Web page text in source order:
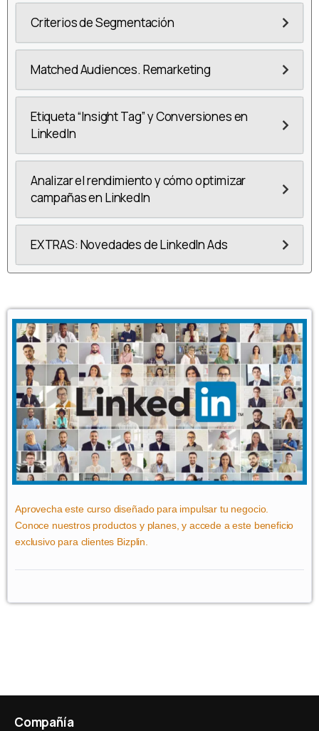
Criterios de Segmentación
Matched Audiences. Remarketing
Etiqueta “Insight Tag” y Conversiones en
LinkedIn
Analizar el rendimiento y cómo optimizar
campañas en LinkedIn
EXTRAS: Novedades de LinkedIn Ads
Aprovecha este curso diseñado para impulsar tu negocio.
Conoce nuestros productos y planes, y accede a este beneficio
exclusivo para clientes Bizplin.
Compañía